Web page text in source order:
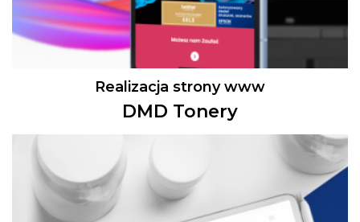
Realizacja strony www
DMD Tonery